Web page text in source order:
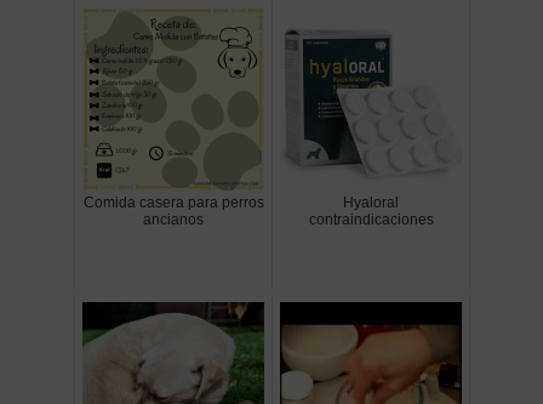
Comida casera para perros
ancianos
Hyaloral
contraindicaciones